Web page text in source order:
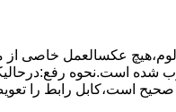
عکسالعمل ﺧﺎﺻﯽ
باشید:۱٫ ﭘﺮﯾﺰ ﺑﺮق ﻧﺪارد.۲٫ دوﺷﺎﺧﻪ و
ﺻﺤﯿﺢ اﺳﺖ،ﮐﺎﺑﻞ راﺑﻂ را